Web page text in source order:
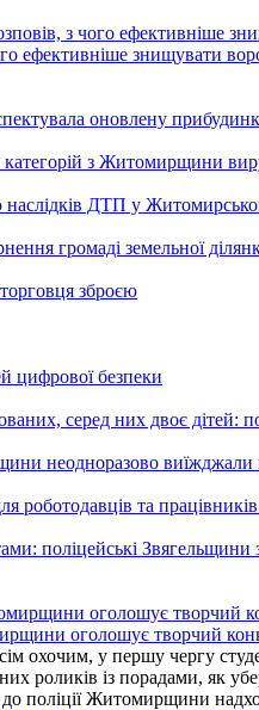
ефективніше знищувати
оновлену
категорій з Житомирщини
наслідків ДТП у
громаді земельної
зброєю
цифрової безпеки
серед них двоє дітей:
неодноразово виїжджали
роботодавців та
поліцейські Звягельщини
оголошує творчий
охочим, у першу чергу
роликів із порадами, як
поліції Житомирщини